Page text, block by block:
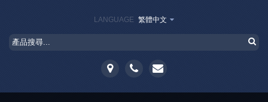
LANGUAGE 繁體中文